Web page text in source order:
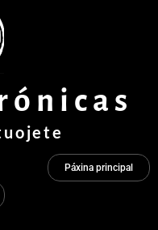
Páxina principal